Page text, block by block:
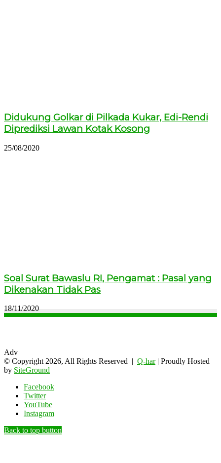
Didukung Golkar di Pilkada Kukar, Edi-Rendi
Diprediksi Lawan Kotak Kosong
25/08/2020
Soal Surat Bawaslu RI, Pengamat : Pasal yang
Dikenakan Tidak Pas
18/11/2020
Adv
© Copyright 2026, All Rights Reserved | Q-har| Proudly Hosted
by SiteGround
Facebook
Twitter
YouTube
Instagram
Back to top button